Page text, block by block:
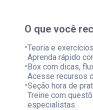
O que você
•Teoria e
Aprenda rápido
•Box com dicas,
Acesse recursos
•Seção hora de
Treine com
especialistas.